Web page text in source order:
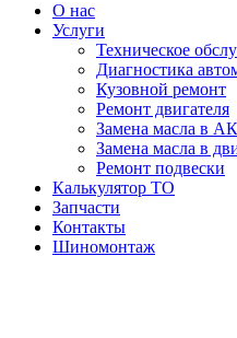
О нас
Услуги
Техническое
Диагностика
Кузовной ремонт
Ремонт двигателя
Замена масла в
Замена масла в
Ремонт подвески
Калькулятор ТО
Запчасти
Контакты
Шиномонтаж